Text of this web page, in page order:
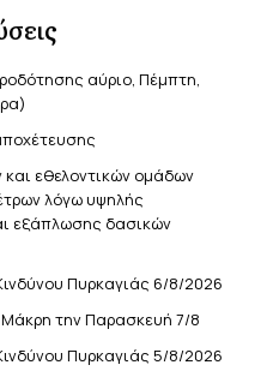
αύριο, Πέμπτη,
εθελοντικών ομάδων
λόγω υψηλής
εξάπλωσης δασικών
Πυρκαγιάς 6/8/2026
την Παρασκευή 7/8
Πυρκαγιάς 5/8/2026